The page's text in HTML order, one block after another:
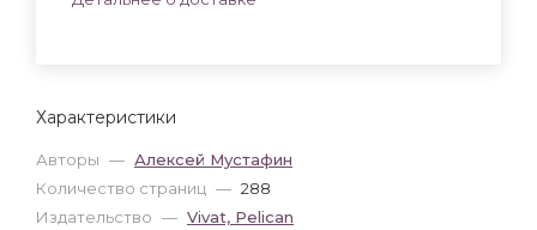
Характеристики
Авторы — Алексей Мустафин
Количество страниц — 288
Издательство — Vivat, Pelican